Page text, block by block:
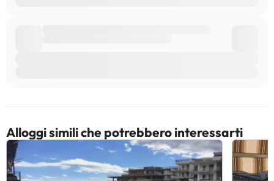
Alloggi simili che potrebbero interessarti